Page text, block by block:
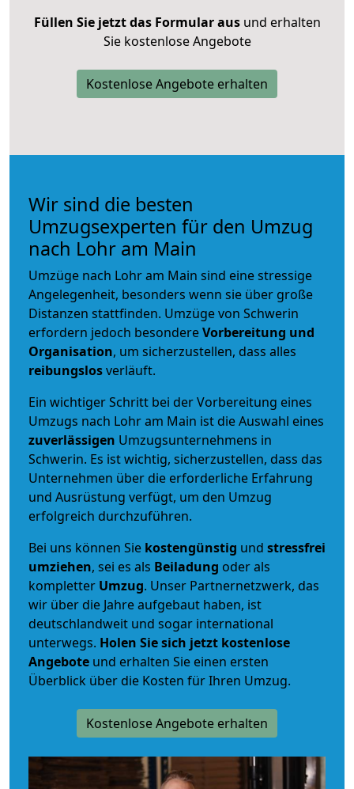
Füllen Sie jetzt das Formular ausund erhalten
Sie kostenlose Angebote
Kostenlose Angebote erhalten
Wir sind die besten
Umzugsexperten für den Umzug
nach Lohr am Main
Umzüge nach Lohr am Main sind eine stressige
Angelegenheit, besonders wenn sie über große
Distanzen stattfinden. Umzüge von Schwerin
erfordern jedoch besondereVorbereitung und
Organisation, um sicherzustellen, dass alles
reibungslosverläuft.
Ein wichtiger Schritt bei der Vorbereitung eines
Umzugs nach Lohr am Main ist die Auswahl eines
zuverlässigen Umzugsunternehmens in
Schwerin. Es ist wichtig, sicherzustellen, dass das
Unternehmen über die erforderliche Erfahrung
und Ausrüstung verfügt, um den Umzug
erfolgreich durchzuführen.
Bei uns können Sie kostengünstig und stressfrei
umziehen, sei es als Beiladung oder als
kompletter Umzug. Unser Partnernetzwerk, das
wir über die Jahre aufgebaut haben, ist
deutschlandweit und sogar international
unterwegs. Holen Sie sich jetzt kostenlose
Angebote und erhalten Sie einen ersten
Überblick über die Kosten für Ihren Umzug.
Kostenlose Angebote erhalten